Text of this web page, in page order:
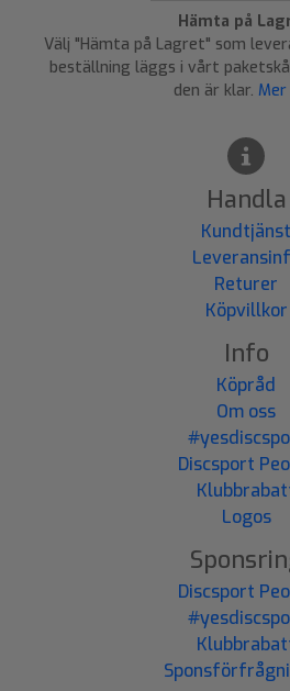
Hämta på
Välj "Hämta på Lagret" som
beställning läggs i vårt
den är klar.
Handla
Kundtjänst
Returer
Köpvillkor
Info
Köpråd
Om oss
Discsport
Logos
Discsport